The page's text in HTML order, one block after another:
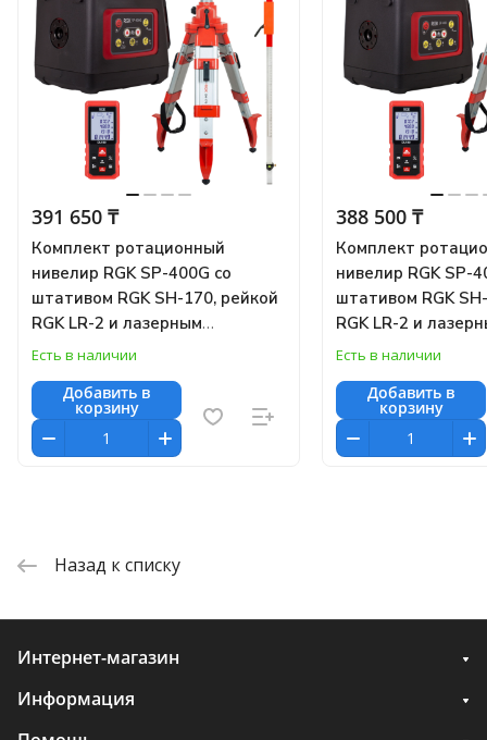
391 650 ₸
Комплект ротационный
нивелир RGK SP-400G со
штативом RGK SH-170, рейкой
RGK LR-2 и лазерным
дальномером RGK DL100
Есть в наличии
Добавить в
корзину
388 500 ₸
Комплект
нивелир RGK SP-
штативом RGK
RGK LR-2 и
дальномером RGK
Есть в наличии
Добавить в
корзину
Назад к списку
Интернет-магазин
Информация